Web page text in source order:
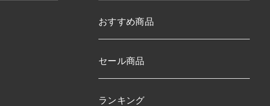
おすすめ商品
セール商品
ランキング